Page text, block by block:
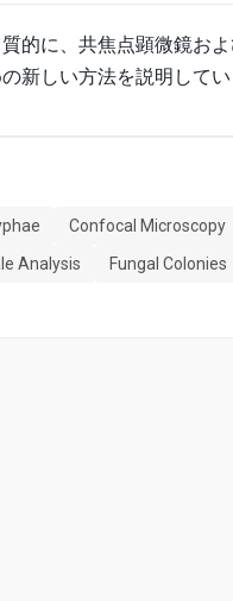
的に、共焦点顕微鏡お
新しい方法を説明して
Confocal Microscopy
Analysis
Fungal Colonies